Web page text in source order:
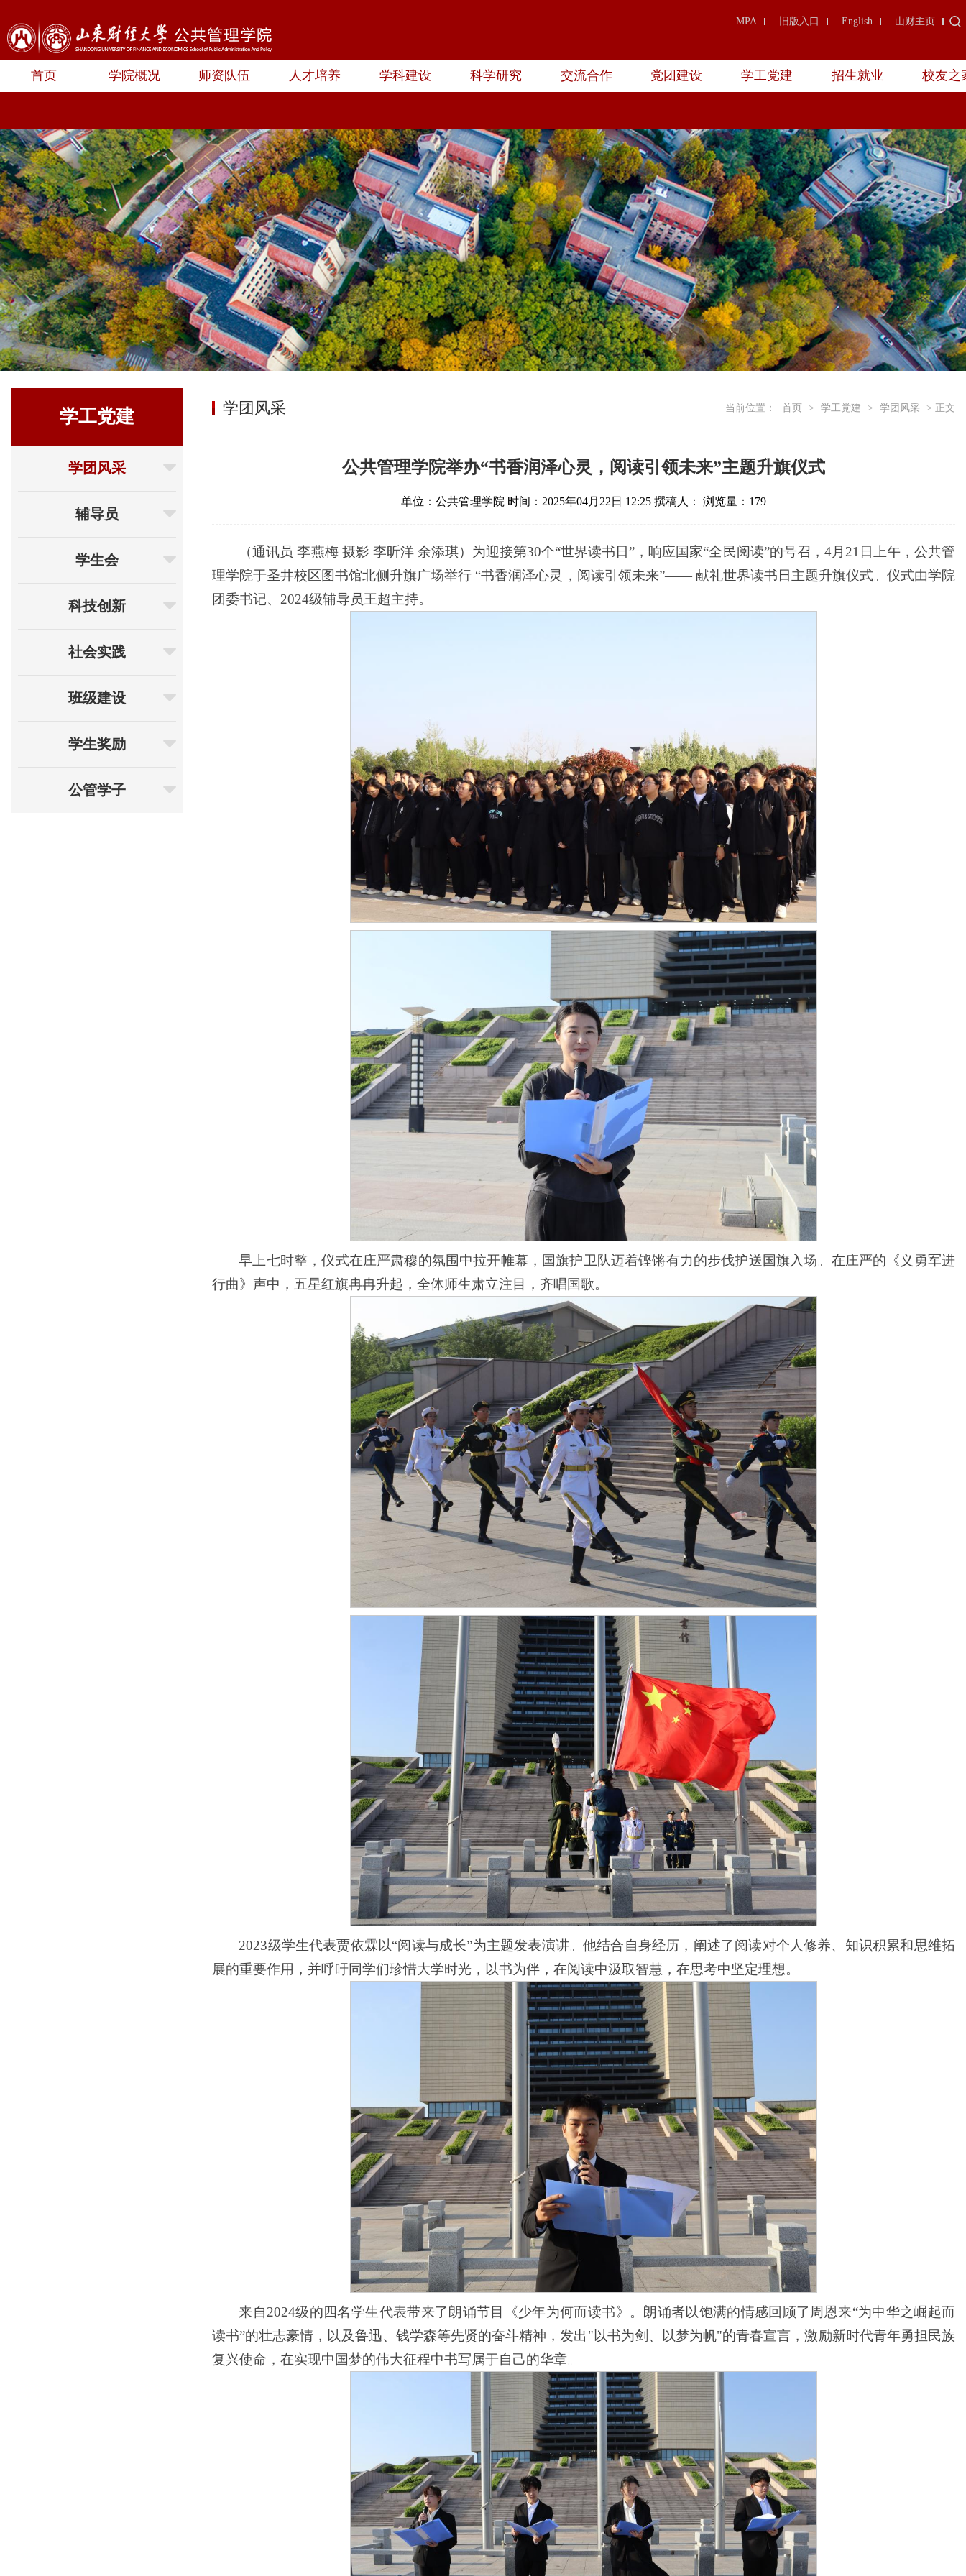
山财主页
English
旧版入口
MPA
首页 学院概况 师资队伍 人才培养 学科建设 科学研究 交流合作 党团建设 学工党建 招生就业 校友之
学工党建
学团风采
辅导员
学生会
科技创新
社会实践
班级建设
学生奖励
公管学子
学团风采 当前位置： 首页 > 学工党建 > 学团风采 > 正文
公共管理学院举办“书香润泽心灵，阅读引领未来”主题升旗仪式
单位：公共管理学院 时间：2025年04月22日 12:25 撰稿人： 浏览量： 179
（通讯员 李燕梅 摄影 李昕洋 余添琪）为迎接第30个“世界读书日”，响应国家“全民阅读”的号召，4月21日上午，公共管
理学院于圣井校区图书馆北侧升旗广场举行 “书香润泽心灵，阅读引领未来”—— 献礼世界读书日主题升旗仪式。仪式由学院
团委书记、2024级辅导员王超主持。
早上七时整，仪式在庄严肃穆的氛围中拉开帷幕，国旗护卫队迈着铿锵有力的步伐护送国旗入场。在庄严的《义勇军进
行曲》声中，五星红旗冉冉升起，全体师生肃立注目，齐唱国歌。
2023级学生代表贾依霖以“阅读与成长”为主题发表演讲。他结合自身经历，阐述了阅读对个人修养、知识积累和思维拓
展的重要作用，并呼吁同学们珍惜大学时光，以书为伴，在阅读中汲取智慧，在思考中坚定理想。
来自2024级的四名学生代表带来了朗诵节目《少年为何而读书》。朗诵者以饱满的情感回顾了周恩来“为中华之崛起而
读书”的壮志豪情，以及鲁迅、钱学森等先贤的奋斗精神，发出"以书为剑、以梦为帆"的青春宣言，激励新时代青年勇担民族
复兴使命，在实现中国梦的伟大征程中书写属于自己的华章。